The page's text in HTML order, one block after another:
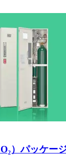
）パッケー